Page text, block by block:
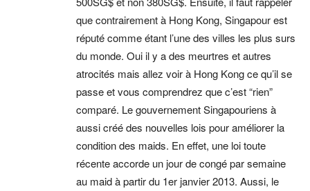
que contrairement à Hong Kong, Singapour est
réputé comme étant l’une des villes les plus surs
du monde. Oui il y a des meurtres et autres
atrocités mais allez voir à Hong Kong ce qu’il se
passe et vous comprendrez que c’est “rien”
comparé. Le gouvernement Singapouriens à
aussi créé des nouvelles lois pour améliorer la
condition des maids. En effet, une loi toute
récente accorde un jour de congé par semaine
au maid à partir du 1er janvier 2013. Aussi, le